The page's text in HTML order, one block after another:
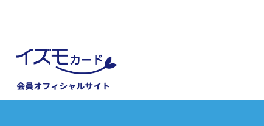
会員オフィシャルサイト